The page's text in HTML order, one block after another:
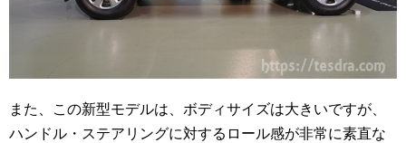
また、この新型モデルは、ボディサイズは大きいですが、
ハンドル・ステアリングに対するロール感が非常に素直な